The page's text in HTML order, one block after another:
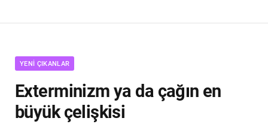
YENI ÇIKANLAR
Exterminizm ya da çağın en
büyük çelişkisi